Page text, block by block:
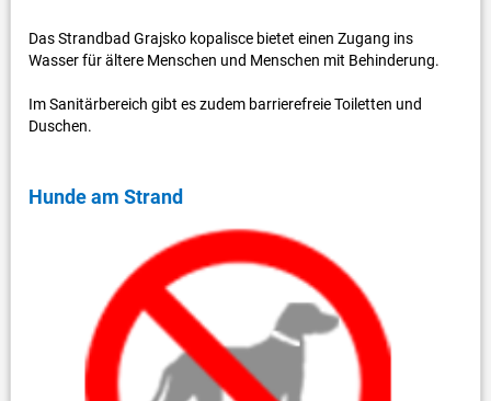
Das Strandbad Grajsko kopalisce bietet einen Zugang ins
Wasser für ältere Menschen und Menschen mit Behinderung.
Im Sanitärbereich gibt es zudem barrierefreie Toiletten und
Duschen.
Hunde am Strand